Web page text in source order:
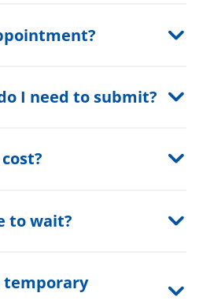
I need to submit?
to wait?
temporary